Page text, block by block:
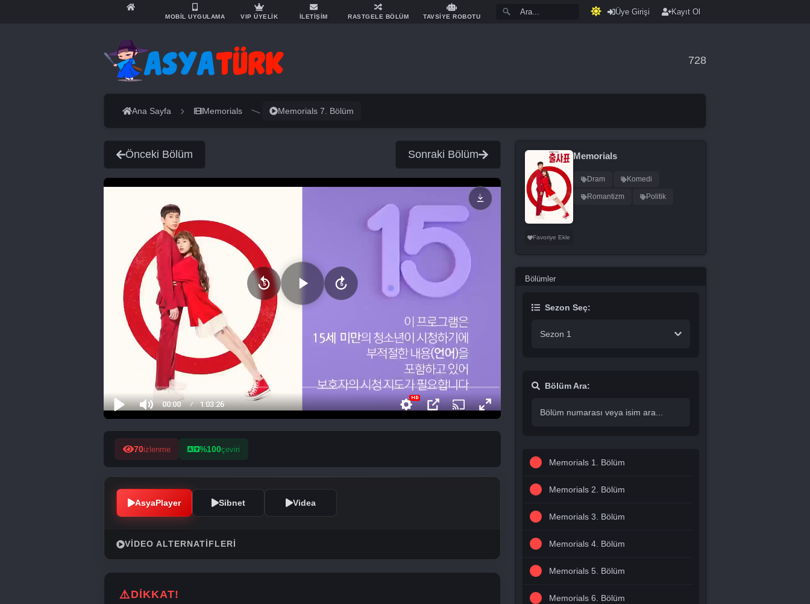
MOBİL UYGULAMA VIP ÜYELİK İLETİŞİM RASTGELE BÖLÜM TAVSİYE ROBOTU
Üye Girişi Kayıt Ol
728
Ana Sayfa Memorials Memorials 7. Bölüm
Önceki Bölüm Sonraki Bölüm
70izlenme %100çeviri
AsyaPlayer Sibnet Videa
VIDEO ALTERNATIFLERI
DİKKAT!
Favoriye Ekle
Memorials
Dram Komedi
Romantizm Politik
Bölümler
Sezon Seç:
Sezon 1
Bölüm Ara:
Memorials 1. Bölüm
Memorials 2. Bölüm
Memorials 3. Bölüm
Memorials 4. Bölüm
Memorials 5. Bölüm
Memorials 6. Bölüm